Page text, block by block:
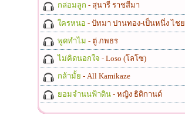
กล่อมลูก - สุนารี ราชสีมา
ใครหนอ - ปัทมา ปานทอง-เป็นหนึ่ง ไช
พูดทำไม - ตู่ ภพธร
ไม่คิดนอกใจ - Loso (โลโซ)
กล้ามั้ย - All Kamikaze
ยอมจำนนฟ้าดิน - หญิง ธิติกานต์